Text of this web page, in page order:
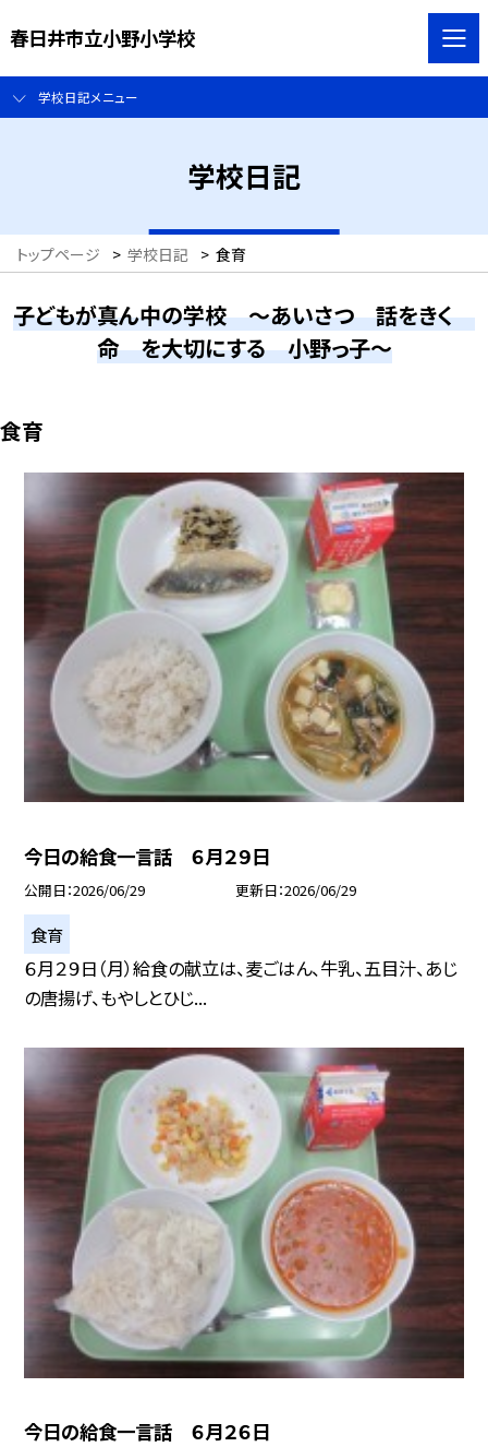
春日井市立小野小学校
学校日記メニュー
学校日記
トップページ > 学校日記 > 食育
子どもが真ん中の学校 ～あいさつ 話をきく
命 を大切にする 小野っ子～
食育
今日の給食一言話 ６月２９日
公開日 2026/06/29 更新日 2026/06/29
食育
６月２９日（月）給食の献立は、麦ごはん、牛乳、五目汁、あじ
の唐揚げ、もやしとひじ...
今日の給食一言話 ６月２６日